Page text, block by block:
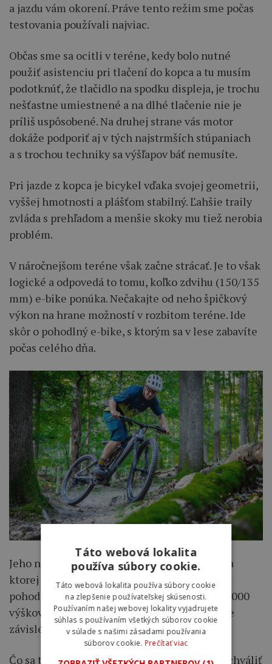
a jazdu vám okorení. Práve tento režim sme počas
testovania používali najviac.
Občas sme sa ocitli v teréne, kedy bolo nutné
použiť asistenciu pri tlačení do kopca a tu musím
podotknúť, že tlačidlo na spodku displeja, je trochu
nešťastne umiestnené a na dlhé tlačenie nie je
príliš uspôsobené. Na druhej strane vás motor
dokáže podporiť aj v tých najstrmších stúpaniach
a s trochou techniky sa výšľapov báť nemusíte.
Pri jazde z kopca je bicykel vďaka svojej geometrii,
vyššej hmotnosti a plášťom stabilný. Ľahšie traily
zvláda s prehľadom a menšie skoky mu tiež nerobia
problém.
V náročnejšom teréne však začne strácať. Je to však
logické a odpovedá to tomu, koľko zdvihu (150/135
mm) e-bike ponúka. Nečakajte od neho špičkový
výkon na hrane možností v rozbitom teréne. Ide
skôr o pohodlný e-bike, s ktorým sa v lese zabavíte
počas celého dňa.
Jeho najväčšou devízou je veľká batéria, vďaka
ktorej pri rozumnej voľbe režimov prejdete
pohodlne 60 km v teréne a nastúpate okolo 2000
výškových metrov. Samozrejme sú tieto údaje
závislé na množstve faktorov.
Čo sa týka výbavy a komponentov, musím pochváliť
Táto webová lokalita
používa súbory cookie.
Táto webová lokalita používa súbory cookie
na zlepšenie používateľskej skúsenosti.
Používaním našej webovej lokality vyjadrujete
súhlas s používaním všetkých súborov cookie
v súlade s našimi zásadami používania
súborov cookie. Prečítať viac